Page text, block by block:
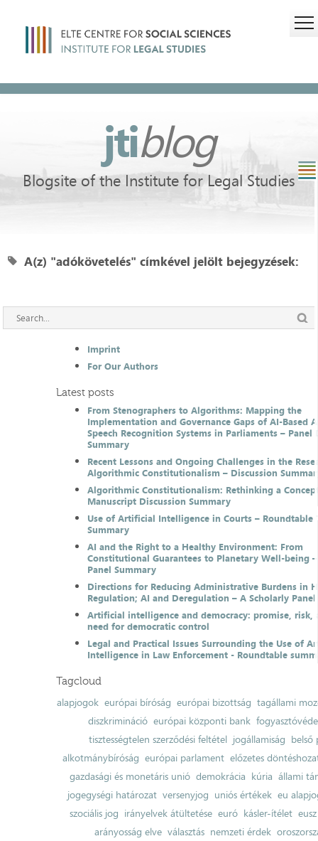
jtiblog
Blogsite of the Institute for Legal Studies
A(z) "adókövetelés" címkével jelölt bejegyzések:
Imprint
For Our Authors
Latest posts
From Stenographers to Algorithms: Mapping the
Implementation and Governance Gaps of AI-Based
Speech Recognition Systems in Parliaments – Panel
Summary
Recent Lessons and Ongoing Challenges in the
Algorithmic Constitutionalism – Discussion
Algorithmic Constitutionalism: Rethinking a
Manuscript Discussion Summary
Use of Artificial Intelligence in Courts – Roundtable
Summary
AI and the Right to a Healthy Environment: From
Constitutional Guarantees to Planetary Well-being
Panel Summary
Directions for Reducing Administrative Burdens in
Regulation; AI and Deregulation – A Scholarly
Artificial intelligence and democracy: promise, risk,
need for democratic control
Legal and Practical Issues Surrounding the Use of
Intelligence in Law Enforcement - Roundtable
Tagcloud
alapjogok európai bíróság európai bizottság tagállami
diszkrimináció európai központi bank
tisztességtelen szerződési feltétel jogállamiság belső
alkotmánybíróság európai parlament előzetes
gazdasági és monetáris unió demokrácia kúria állami
jogegységi határozat versenyjog uniós értékek eu
szociális jog irányelvek átültetése euró kásler-ítélet
arányosság elve választás nemzeti érdek